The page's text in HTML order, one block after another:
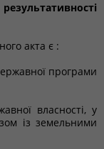
акта є :
програми
власності, у
із земельними